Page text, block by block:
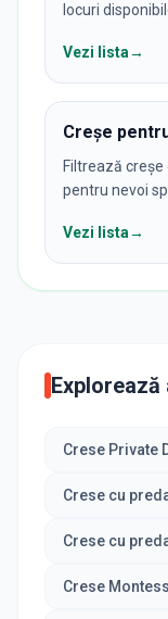
locuri
Vezi lista→
Creșe
Filtrează
pentru nevoi
Vezi lista→
Crese Private
Crese cu
Crese cu
Crese